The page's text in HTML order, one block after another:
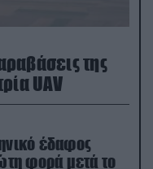
της
UAV
έδαφος
φορά μετά το